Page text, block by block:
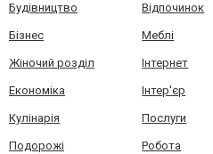
Будівництво Відпочинок
Бізнес Меблі
Жіночий розділ Інтернет
Економіка Інтер'єр
Кулінарія Послуги
Подорожі Робота